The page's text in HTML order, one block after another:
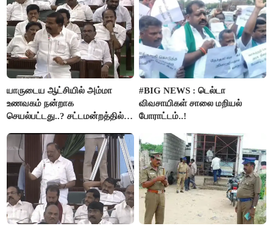
யாருடைய ஆட்சியில் அம்மா
உணவகம் நன்றாக
செயல்பட்டது..? சட்டமன்றத்தில்
#BIG NEWS : டெல்டா
விவசாயிகள் சாலை மறியல்
போராட்டம்..!